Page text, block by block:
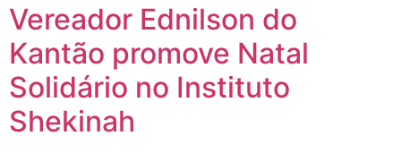
Vereador Ednilson do
Kantão promove Natal
Solidário no Instituto
Shekinah